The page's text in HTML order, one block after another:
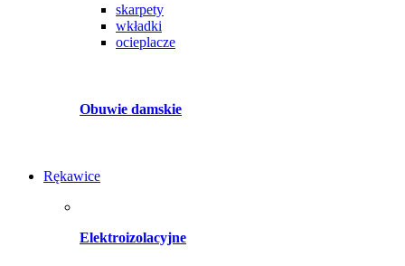
skarpety
wkładki
ocieplacze
Obuwie damskie
Rękawice
Elektroizolacyjne